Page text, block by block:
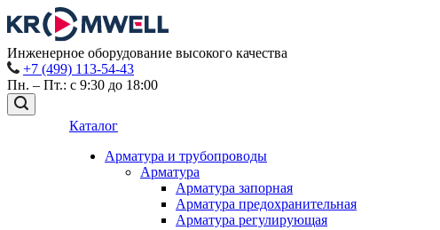
Инженерное оборудование высокого качества
+7 (499) 113-54-43
Пн. – Пт.: с 9:30 до 18:00
Каталог
Арматура и трубопроводы
Арматура
Арматура запорная
Арматура предохранительная
Арматура регулирующая